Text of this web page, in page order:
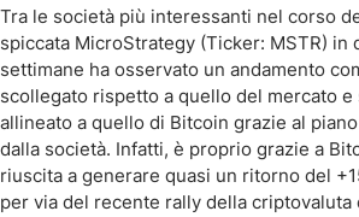
Tra le società più interessanti nel corso
spiccata MicroStrategy (Ticker: MSTR) in
settimane ha osservato un andamento
scollegato rispetto a quello del mercato
allineato a quello di Bitcoin grazie al
dalla società. Infatti, è proprio grazie a
riuscita a generare quasi un ritorno del
per via del recente rally della criptovaluta